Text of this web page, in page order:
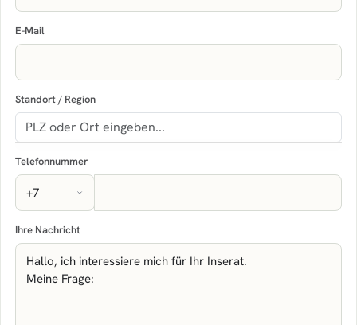
E-Mail
Standort / Region
Telefonnummer
Ihre Nachricht